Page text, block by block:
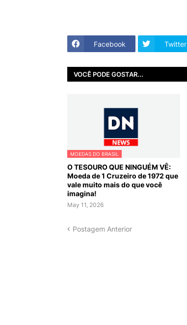
Facebook Twitter
VOCÊ PODE GOSTAR...
MOEDAS DO BRASIL
O TESOURO QUE NINGUÉM VÊ:
Moeda de 1 Cruzeiro de 1972 que
vale muito mais do que você
imagina!
May 11, 2026
Postagem Anterior